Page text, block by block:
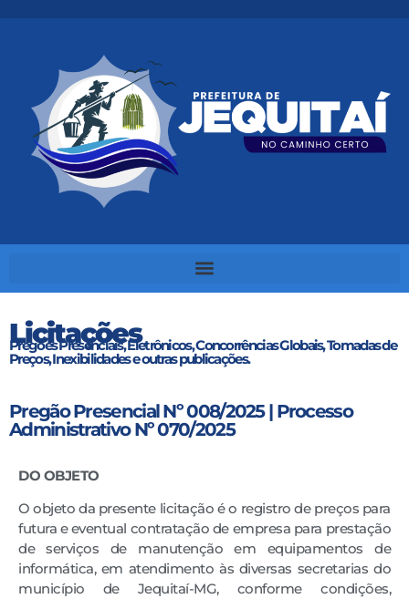
Licitações
Pregões Presenciais, Eletrônicos, Concorrências Globais, Tomadas de
Preços, Inexibilidades e outras publicações.
Pregão Presencial Nº 008/2025 | Processo
Administrativo Nº 070/2025
DO OBJETO
O objeto da presente licitação é o registro de preços para
futura e eventual contratação de empresa para prestação
de serviços de manutenção em equipamentos de
informática, em atendimento às diversas secretarias do
município de Jequitaí-MG, conforme condições,